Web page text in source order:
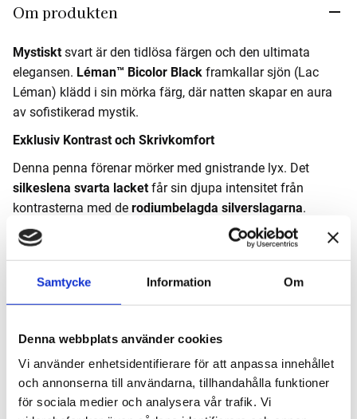
Samtycke Information Om
Denna webbplats använder cookies
Vi använder enhetsidentifierare för att anpassa innehållet
och annonserna till användarna, tillhandahålla funktioner
för sociala medier och analysera vår trafik. Vi
Om produkten
Mystiskt svart är den tidlösa färgen och den ultimata
elegansen. Léman™ Bicolor Black framkallar sjön (Lac
Léman) klädd i sin mörka färg, där natten skapar en aura
av sofistikerad mystik.
Exklusiv Kontrast och Skrivkomfort
Denna penna förenar mörker med gnistrande lyx. Det
silkeslena svarta lacketfår sin djupa intensitet från
kontrasterna med de rodiumbelagda silverslagarna.
Denna Bicolor-design skapar en slående och exklusiv
estetik.
Expertis i Harmoni:
Caran d’Aches två expertområden –
Färg och Fine Writing
schweizisk precision, fylld av lyxiga detaljer:
Rund kropp och huv i